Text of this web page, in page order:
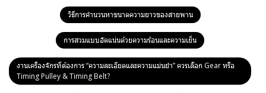
วิธีการคำนวนหาขนาดความยาวของสายพาน
การสวมแบบอัดแน่นด้วยความร้อนและความเย็น
งานเครื่องจักรที่ต้องการ “ความละเอียดและความแม่นยำ” ควรเลือก Gear หรือ
Timing Pulley & Timing Belt?